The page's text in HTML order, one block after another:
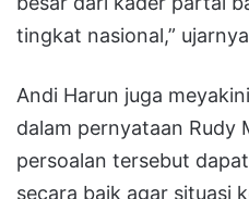
tingkat nasional,”
Andi Harun juga
dalam pernyataan Rudy
persoalan tersebut
secara baik agar situasi